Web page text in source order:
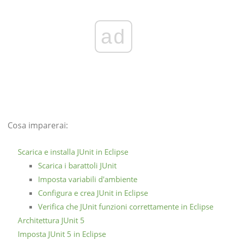
ad
Cosa imparerai:
Scarica e installa JUnit in Eclipse
Scarica i barattoli JUnit
Imposta variabili d'ambiente
Configura e crea JUnit in Eclipse
Verifica che JUnit funzioni correttamente in Eclipse
Architettura JUnit 5
Imposta JUnit 5 in Eclipse